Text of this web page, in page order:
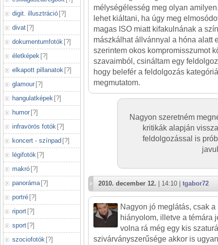
digit. illusztráció [?]
divat [?]
dokumentumfotók [?]
életképek [?]
elkapott pillanatok [?]
glamour [?]
hangulatképek [?]
humor [?]
infravörös fotók [?]
koncert - színpad [?]
légifotók [?]
makró [?]
panoráma [?]
portré [?]
riport [?]
sport [?]
szociofotók [?]
mélységélesség meg olyan
lehet kiáltani, ha úgy meg
magas ISO miatt kifakulnának a
mászkálhat állvánnyal a hóna alatt
szerintem okos kompromisszumot
szavaimból, csináltam egy
hogy belefér a feldolgozás
megmutatom.
Nagyon szeretném
kritikák alapján
feldolgozással is
2010. december 12. | 14:10 | tgabor72
Nagyon jó meglátás, csak
hiányolom, illetve a témára
volna rá még egy kis
szivárványszerűsége akkor is